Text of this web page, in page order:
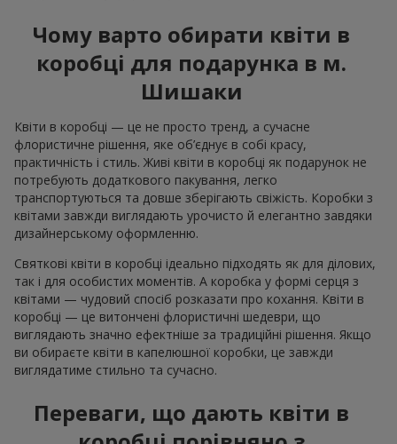
Чому варто обирати квіти в
коробці для подарунка в м.
Шишаки
Квіти в коробці — це не просто тренд, а сучасне
флористичне рішення, яке об’єднує в собі красу,
практичність і стиль. Живі квіти в коробці як подарунок не
потребують додаткового пакування, легко
транспортуються та довше зберігають свіжість. Коробки з
квітами завжди виглядають урочисто й елегантно завдяки
дизайнерському оформленню.
Святкові квіти в коробці ідеально підходять як для ділових,
так і для особистих моментів. А коробка у формі серця з
квітами — чудовий спосіб розказати про кохання. Квіти в
коробці — це витончені флористичні шедеври, що
виглядають значно ефектніше за традиційні рішення. Якщо
ви обираєте квіти в капелюшної коробки, це завжди
виглядатиме стильно та сучасно.
Переваги, що дають квіти в